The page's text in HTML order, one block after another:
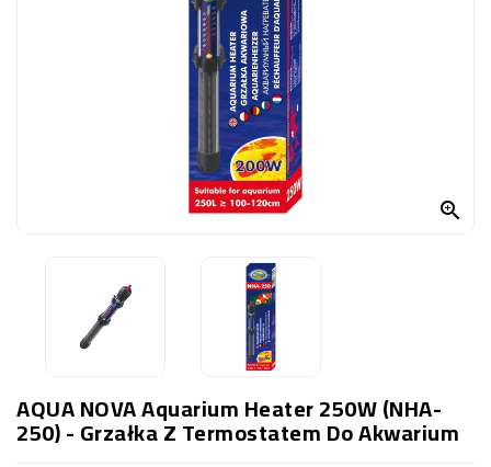

AQUA NOVA Aquarium Heater 250W (NHA-
250) - Grzałka Z Termostatem Do Akwarium